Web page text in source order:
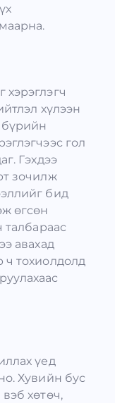
хэрэглэгч
хүлээн
бүрийн
гол
Гэхдээ
зочилж
бид
өгсөн
талбараас
авахад
ч тохиолдолд
үед
Хувийн бус
хөтөч,